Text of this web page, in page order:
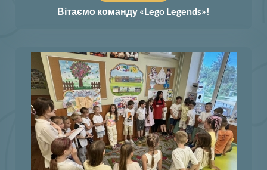
Вітаємо команду «Lego Legends»!